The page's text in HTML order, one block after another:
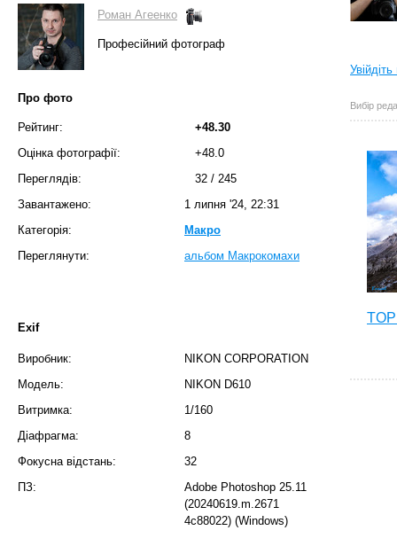
Роман Агеенко
Професійний фотограф
Про фото
Рейтинг:
+48.30
Оцінка фотографії:
+48.0
Переглядів:
32 / 245
Завантажено:
1 липня '24, 22:31
Категорія:
Макро
Переглянути:
альбом Макрокомахи
Exif
Виробник:
NIKON CORPORATION
Модель:
NIKON D610
Витримка:
1/160
Діафрагма:
8
Фокусна відстань:
32
ПЗ:
Adobe Photoshop 25.11
(20240619.m.2671
4c88022) (Windows)
Вибір